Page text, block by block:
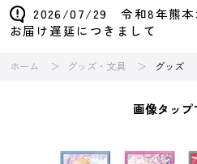
2026/07/29 令和8年熊本
お届け遅延につきまして
ホーム グッズ・文具 グッズ
画像タップ